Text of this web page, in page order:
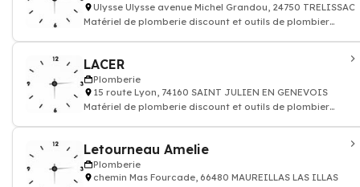
Ulysse Ulysse avenue Michel Grandou, 24750 TRELISSAC
Matériel de plomberie discount et outils de plombier
LACER
Plomberie
15 route Lyon, 74160 SAINT JULIEN EN GENEVOIS
Matériel de plomberie discount et outils de plombier
Letourneau Amelie
Plomberie
chemin Mas Fourcade, 66480 MAUREILLAS LAS ILLAS